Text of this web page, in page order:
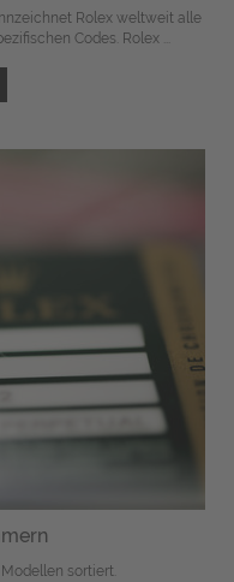
Rolex weltweit alle
Codes. Rolex ...
sortiert.